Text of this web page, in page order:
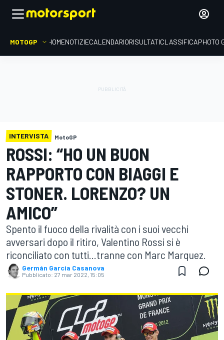
MOTOGP HOMENOTIZIECALENDARIORISULTATICLASSIFICAPHOTO
INTERVISTA MotoGP
ROSSI: “HO UN BUON
RAPPORTO CON BIAGGI E
STONER. LORENZO? UN
AMICO”
Spento il fuoco della rivalità con i suoi vecchi
avversari dopo il ritiro, Valentino Rossi si è
riconciliato con tutti...tranne con Marc Marquez.
Germán Garcia Casanova
Pubblicato: 27 mar 2022, 15:05